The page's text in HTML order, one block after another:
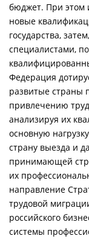
бюджет. При этом
новые
государства,
специалистами,
Федерация
развитые страны
привлечению
анализируя их
основную
страну выезда и
принимающей
их
направление
трудовой
российского
системы